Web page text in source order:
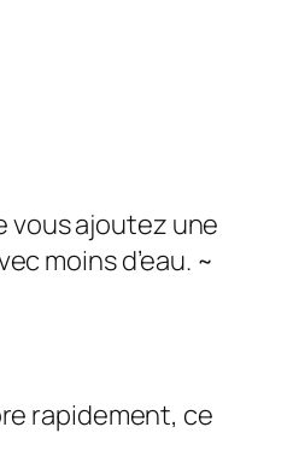
vous ajoutez une
moins d’eau. ~
rapidement, ce